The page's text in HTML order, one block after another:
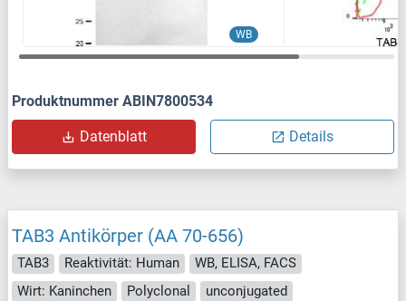
WB
Produktnummer ABIN7800534
Datenblatt Details
TAB3 Antikörper (AA 70-656)
TAB3 Reaktivität: Human
WB, ELISA, FACS
Wirt: Kaninchen
Polyclonal unconjugated